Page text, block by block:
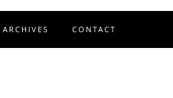
ARCHIVES CONTACT